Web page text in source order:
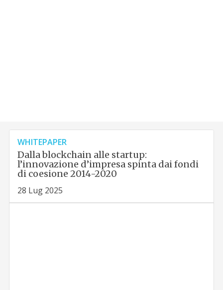
WHITEPAPER
Dalla blockchain alle startup:
l’innovazione d’impresa spinta dai fondi
di coesione 2014-2020
28 Lug 2025